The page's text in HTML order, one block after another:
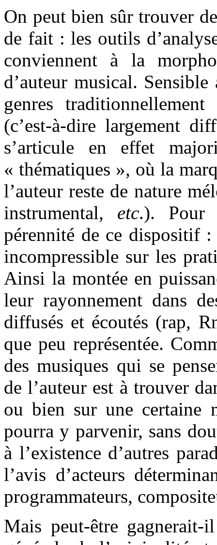
On peut bien sûr trouver
de fait : les outils
conviennent à la
d’auteur musical.
genres
(c’est-à-dire largement
s’articule en effet
« thématiques », où la
l’auteur reste de nature
instrumental, etc.). Pour
pérennité de ce dispositif
incompressible sur les
Ainsi la montée en
leur rayonnement dans
diffusés et écoutés (rap,
que peu représentée.
des musiques qui se
de l’auteur est à trouver
ou bien sur une certaine
pourra y parvenir, sans
à l’existence d’autres
l’avis d’acteurs
programmateurs,
Mais peut-être gagnerait-